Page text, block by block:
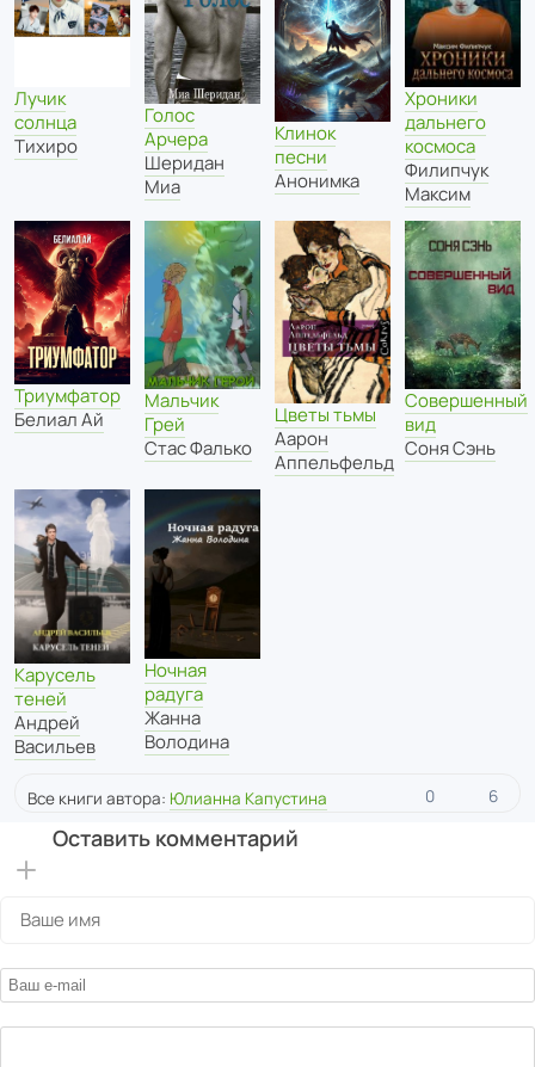
Лучик
солнца
Тихиро
Голос
Арчера
Шеридан
Миа
Клинок
песни
Анонимка
Хроники
дальнего
космоса
Филипчук
Максим
Триумфатор
Белиал Ай
Мальчик
Грей
Стас Фалько
Цветы тьмы
Аарон
Аппельфельд
Совершенный
вид
Соня Сэнь
Карусель
теней
Андрей
Васильев
Ночная
радуга
Жанна
Володина
Все книги автора: Юлианна Капустина 0 6
Оставить комментарий